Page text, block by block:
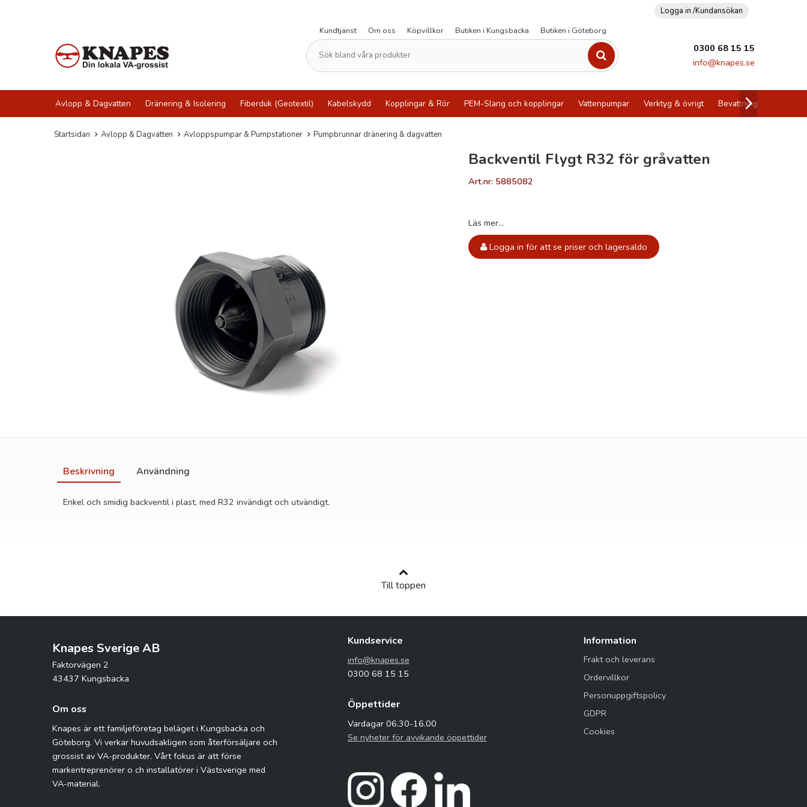
Logga in /Kundansökan
Kundtjänst
Om oss Köpvillkor Butiken i Kungsbacka Butiken i Göteborg
0300 68 15 15
info@knapes.se
Avlopp & Dagvatten Dränering & Isolering Fiberduk (Geotextil) Kabelskydd Kopplingar & Rör PEM-Slang och kopplingar Vattenpumpar Verktyg & övrigt Bevattning
Startsidan Avlopp & Dagvatten Avloppspumpar & Pumpstationer Pumpbrunnar dränering & dagvatten
Backventil Flygt R32 för gråvatten
Art.nr: 5885082
Läs mer...
Logga in för att se priser och lagersaldo
Beskrivning Användning
Enkel och smidig backventil i plast, med R32 invändigt och utvändigt.
Till toppen
Knapes Sverige AB
Faktorvägen 2
43437 Kungsbacka
Om oss
Knapes är ett familjeföretag beläget i Kungsbacka och
Göteborg. Vi verkar huvudsakligen som återförsäljare och
grossist av VA-produkter. Vårt fokus är att förse
markentreprenörer o ch installatörer i Västsverige med
VA-material.
Kundservice
info@knapes.se
0300 68 15 15
Öppettider
Vardagar 06.30-16.00
Se nyheter för avvikande öppettider
Information
Frakt och leverans
Ordervillkor
Personuppgiftspolicy
GDPR
Cookies